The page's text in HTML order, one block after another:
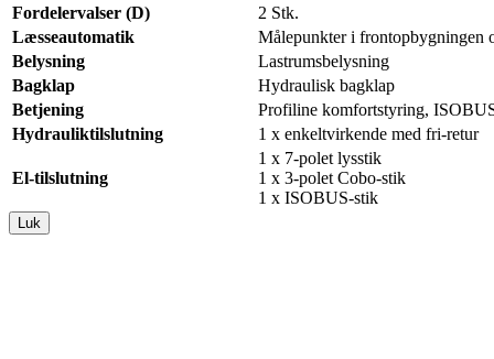
Fordelervalser (D)
2 Stk.
Læsseautomatik
Målepunkter i frontopbygningen
Belysning
Lastrumsbelysning
Bagklap
Hydraulisk bagklap
Betjening
Profiline komfortstyring,
Hydrauliktilslutning
1 x enkeltvirkende med fri-retur
El-tilslutning
1 x 7-polet lysstik
1 x 3-polet Cobo-stik
1 x ISOBUS-stik
Luk